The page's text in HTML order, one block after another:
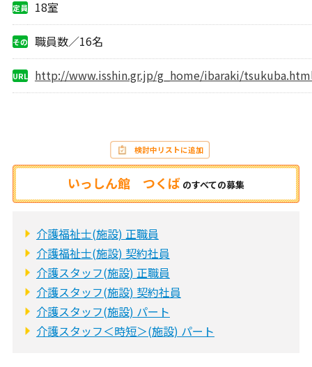
定員 18室
その
職員数／16名
URL http://www.isshin.gr.jp/g_home/ibaraki/
いっしん館 つくば のすべての募集
検討中リストに追加
介護福祉士(施設) 正職員
介護福祉士(施設) 契約社員
介護スタッフ(施設) 正職員
介護スタッフ(施設) 契約社員
介護スタッフ(施設) パート
介護スタッフ＜時短＞(施設) パート